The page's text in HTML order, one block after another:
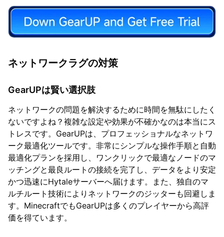
ネットワークラグの対策
GearUPは賢い選択肢
ネットワークの問題を解決するために時間を無駄にしたく
ないですよね？複雑な設定や効果が不確かなのは本当にス
トレスです。GearUPは、プロフェッショナルなネットワ
ーク最適化ツールです。非常にシンプルな操作手順と自動
最適化プランを採用し、ワンクリックで最適なノードのマ
ッチングと最良ルートの接続を完了し、データをより安定
かつ迅速にHytaleサーバーへ届けます。また、独自のマ
ルチルート技術によりネットワークのジッターも回避しま
す。MinecraftでもGearUPは多くのプレイヤーから高評
価を得ています。